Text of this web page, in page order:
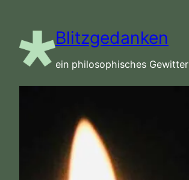
springen
Blitzgedanken
ein philosophisches Gewitter